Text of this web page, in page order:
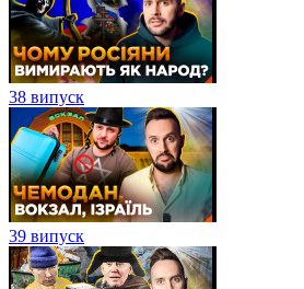
38 випуск
39 випуск